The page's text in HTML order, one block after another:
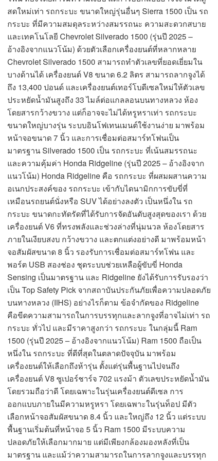
สดใหม่เท่า รถกระบะ ขนาดใหญ่รุ่นอื่นๆ Sierra 1500 เป็น รถ
กระบะ ที่มีความสมดุลระหว่างสมรรถนะ ความสะดวกสบาย
และเทคโนโลยี Chevrolet Silverado 1500 (รุ่นปี 2025 –
อ้างอิงจากแนวโน้ม) ด้วยตัวเลือกเครื่องยนต์ที่หลากหลาย
Chevrolet Silverado 1500 สามารถทำตัวเลขที่ยอดเยี่ยมใน
บางด้านได้ เครื่องยนต์ V8 ขนาด 6.2 ลิตร สามารถลากจูงได้
ถึง 13,400 ปอนด์ และเครื่องยนต์เทอร์โบดีเซลใหม่ให้ตัวเลข
ประหยัดน้ำมันสูงถึง 33 ไมล์ต่อแกลลอนบนทางหลวง ห้อง
โดยสารกว้างขวาง แต่ก็อาจจะไม่ได้หรูหราเท่า รถกระบะ
ขนาดใหญ่บางรุ่น ระบบอินโฟเทนเมนต์ใช้งานง่าย มาพร้อม
หน้าจอขนาด 7 นิ้ว และการเชื่อมต่อสมาร์ทโฟนเป็น
มาตรฐาน Silverado 1500 เป็น รถกระบะ ที่เน้นสมรรถนะ
และความคุ้มค่า Honda Ridgeline (รุ่นปี 2025 – อ้างอิงจาก
แนวโน้ม) Honda Ridgeline คือ รถกระบะ ที่ผสมผสานความ
อเนกประสงค์ของ รถกระบะ เข้ากับไดนามิกการขับขี่ที่
เหมือนรถยนต์นั่งหรือ SUV ได้อย่างลงตัว เป็นหนึ่งใน รถ
กระบะ ขนาดกะทัดรัดที่ได้รับการจัดอันดับสูงสุดของเรา ด้วย
เครื่องยนต์ V6 ที่ทรงพลังและช่วงล่างที่นุ่มนวล ห้องโดยสาร
ภายในเงียบสงบ กว้างขวาง และตกแต่งอย่างดี มาพร้อมหน้า
จอสัมผัสขนาด 8 นิ้ว รองรับการเชื่อมต่อสมาร์ทโฟน และ
พอร์ต USB สองช่อง ชุดระบบช่วยเหลือผู้ขับขี่ Honda
Sensing เป็นมาตรฐาน และ Ridgeline ยังได้รับการรับรองว่า
เป็น Top Safety Pick จากสถาบันประกันภัยเพื่อความปลอดภัย
บนทางหลวง (IIHS) อย่างไรก็ตาม ข้อจำกัดของ Ridgeline
คือขีดความสามารถในการบรรทุกและลากจูงที่อาจไม่เท่า รถ
กระบะ ทั่วไป และมีราคาสูงกว่า รถกระบะ ในกลุ่มนี้ Ram
1500 (รุ่นปี 2025 – อ้างอิงจากแนวโน้ม) Ram 1500 ถือเป็น
หนึ่งใน รถกระบะ ที่ดีที่สุดในตลาดปัจจุบัน มาพร้อม
เครื่องยนต์ให้เลือกถึงห้ารุ่น ตั้งแต่รุ่นพื้นฐานไปจนถึง
เครื่องยนต์ V8 ซูเปอร์ชาร์จ 702 แรงม้า ตัวเลขประหยัดน้ำมัน
โดยรวมถือว่าดี โดยเฉพาะในรุ่นเครื่องยนต์ดีเซล การ
ออกแบบภายในมีความหรูหรา โดยเฉพาะในรุ่นท็อป มีตัว
เลือกหน้าจอสัมผัสขนาด 8.4 นิ้ว และใหญ่ถึง 12 นิ้ว แต่ระบบ
พื้นฐานเริ่มต้นที่หน้าจอ 5 นิ้ว Ram 1500 มีระบบความ
ปลอดภัยให้เลือกมากมาย แต่มีเพียงกล้องมองหลังที่เป็น
มาตรฐาน และแม้ว่าความสามารถในการลากจูงและบรรทุก